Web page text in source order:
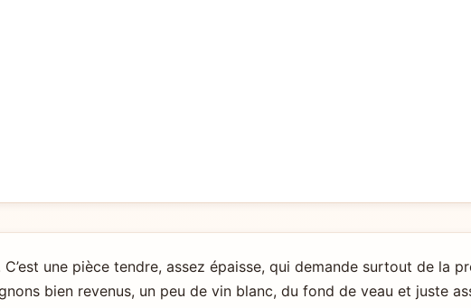
une pièce tendre, assez épaisse, qui demande surtout de la
bien revenus, un peu de vin blanc, du fond de veau et juste